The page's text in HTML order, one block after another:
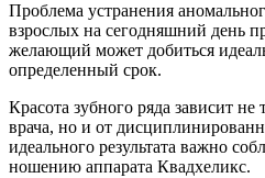
Проблема устранения
взрослых на сегодняшний день
желающий может добиться
определенный срок.
Красота зубного ряда зависит не
врача, но и от
идеального результата важно
ношению аппарата Квадхеликс.